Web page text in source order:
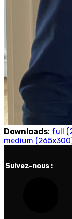
Downloads: full
medium
Suivez-nous :